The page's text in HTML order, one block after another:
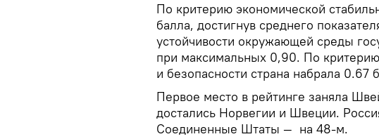
По критерию экономической
балла, достигнув среднего
устойчивости окружающей среды
при максимальных 0,90. По
и безопасности страна набрала 0.67
Первое место в рейтинге заняла
достались Норвегии и Швеции.
Соединенные Штаты — на 48-м.